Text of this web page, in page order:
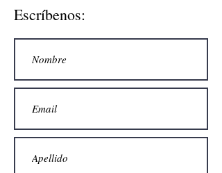
Escríbenos: